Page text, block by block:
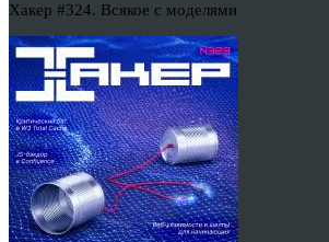
Хакер #324. Всякое с моделями